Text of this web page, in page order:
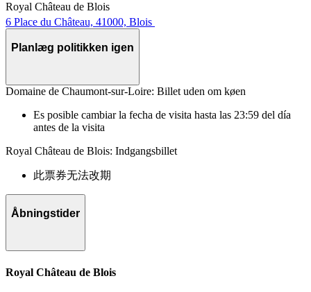
Royal Château de Blois
6 Place du Château, 41000, Blois
Planlæg politikken igen
Domaine de Chaumont-sur-Loire: Billet uden om køen
Es posible cambiar la fecha de visita hasta las 23:59 del día
antes de la visita
Royal Château de Blois: Indgangsbillet
此票券无法改期
Åbningstider
Royal Château de Blois